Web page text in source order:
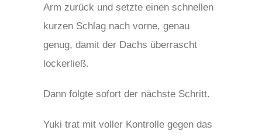
Arm zurück und setzte einen schnellen
kurzen Schlag nach vorne, genau
genug, damit der Dachs überrascht
lockerließ.
Dann folgte sofort der nächste Schritt.
Yuki trat mit voller Kontrolle gegen das